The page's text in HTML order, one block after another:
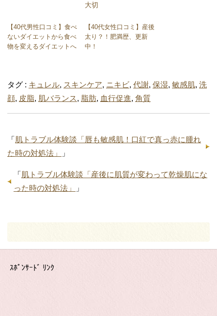
大切
【40代男性口コミ】食べ
ないダイエットから食べ
物を変えるダイエットへ
【40代女性口コミ】産後
太り？！肥満歴、更新
中！
タグ : キュレル, スキンケア, ニキビ, 代謝, 保湿, 敏感肌, 洗
顔, 皮脂, 肌バランス, 脂肪, 血行促進, 角質
「 肌トラブル体験談「唇も敏感肌！口紅で真っ赤に腫れ
た時の対処法」
」
「 肌トラブル体験談「産後に肌質が変わって乾燥肌にな
った時の対処法」
」
ｽﾎﾟﾝｻｰﾄﾞ ﾘﾝｸ